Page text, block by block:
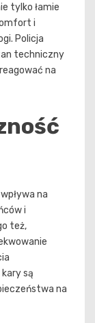
tylko łamie
i
Policja
techniczny
na
na
i
też,
są
na